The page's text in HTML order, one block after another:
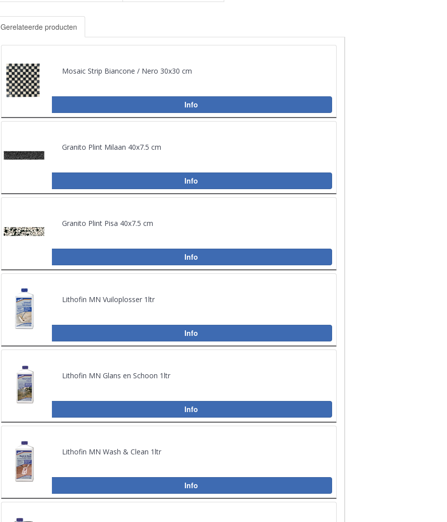
Gerelateerde producten
Mosaic Strip Biancone / Nero 30x30 cm
Info
Granito Plint Milaan 40x7.5 cm
Info
Granito Plint Pisa 40x7.5 cm
Info
Lithofin MN Vuiloplosser 1ltr
Info
Lithofin MN Glans en Schoon 1ltr
Info
Lithofin MN Wash & Clean 1ltr
Info